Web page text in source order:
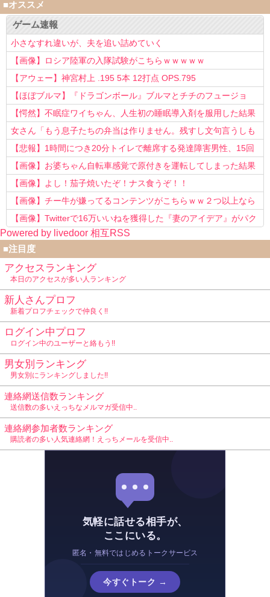
■オススメ
ゲーム速報
小さなすれ違いが、夫を追い詰めていく
【画像】ロシア陸軍の入隊試験がこちらｗｗｗｗｗ
【アウェー】神宮村上 .195 5本 12打点 OPS.795
【ほぼブルマ】『ドラゴンボール』ブルマとチチのフュージョ
ン、クッソ可愛すぎるwwwwwww
【愕然】不眠症ワイちゃん、人生初の睡眠導入剤を服用した結果
ｗｗｗｗ
女さん「もう息子たちの弁当は作りません。残すし文句言うしも
う知らない！」
【悲報】1時間につき20分トイレで離席する発達障害男性、15回
以上転職を重ねてしまう
【画像】お婆ちゃん自転車感覚で原付きを運転してしまった結果
www
【画像】よし！茄子焼いたぞ！ナス食うぞ！！
【画像】チー牛が嫌ってるコンテンツがこちらｗｗ２つ以上なら
確定ｗｗ
【画像】Twitterで16万いいねを獲得した『妻のアイデア』がパク
リで草www
Powered by livedoor 相互RSS
■注目度
アクセスランキング
本日のアクセスが多い人ランキング
新人さんプロフ
新着プロフチェックで仲良く!!
ログイン中プロフ
ログイン中のユーザーと絡もう!!
男女別ランキング
男女別にランキングしました!!
連絡網送信数ランキング
送信数の多いえっちなメルマガ受信中..
連絡網参加者数ランキング
購読者の多い人気連絡網！えっちメールを受信中..
気軽に話せる相手が、
ここにいる。
匿名・無料ではじめるトークサービス
今すぐトーク →